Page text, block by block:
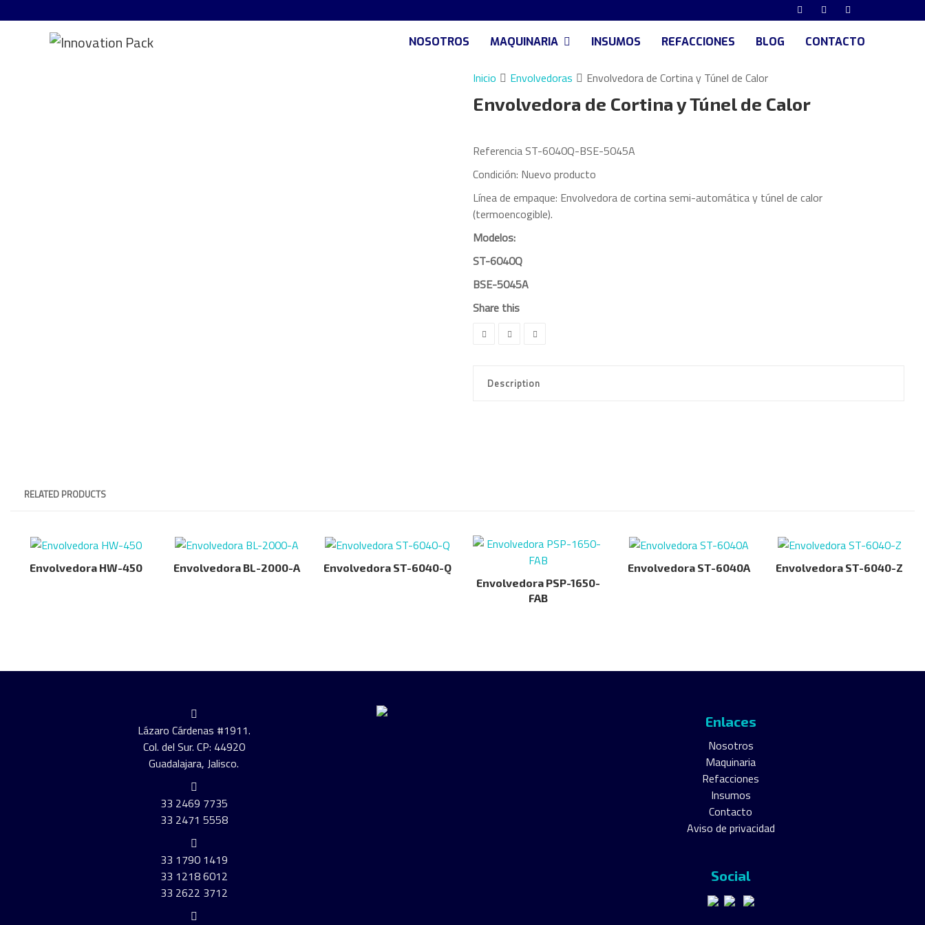
NOSOTROS MAQUINARIA INSUMOS REFACCIONES BLOG CONTACTO
Inicio Envolvedoras Envolvedora de Cortina y Túnel de Calor
Envolvedora de Cortina y Túnel de Calor
Referencia ST-6040Q-BSE-5045A
Condición: Nuevo producto
Línea de empaque: Envolvedora de cortina semi-automática y túnel de calor
(termoencogible).
Modelos:
ST-6040Q
BSE-5045A
Share this
Description
RELATED PRODUCTS
Envolvedora HW-450 Envolvedora BL-2000-A
Envolvedora ST-6040-Q
Envolvedora PSP-1650-
FAB
Envolvedora ST-6040A Envolvedora ST-6040-Z
Lázaro Cárdenas #1911.
Col. del Sur. CP: 44920
Guadalajara, Jalisco.
33 2469 7735
33 2471 5558
33 1790 1419
33 1218 6012
33 2622 3712
Enlaces
Nosotros
Maquinaria
Refacciones
Insumos
Contacto
Aviso de privacidad
Social